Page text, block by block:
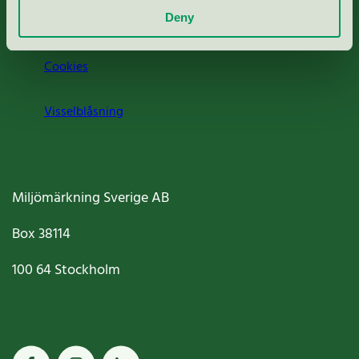
Deny
Cookies
Visselblåsning
Miljömärkning Sverige AB
Box38114
100 64Stockholm